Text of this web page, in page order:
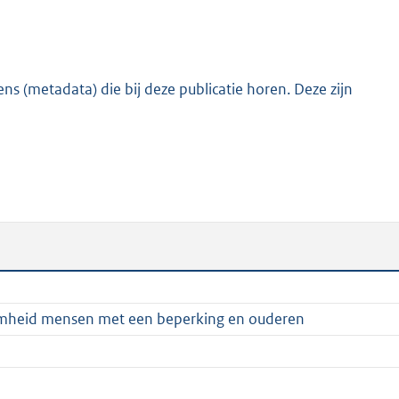
K
(metadata) die bij deze publicatie horen. Deze zijn
mensen met een beperking en ouderen